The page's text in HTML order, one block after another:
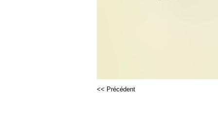
<< Précédent